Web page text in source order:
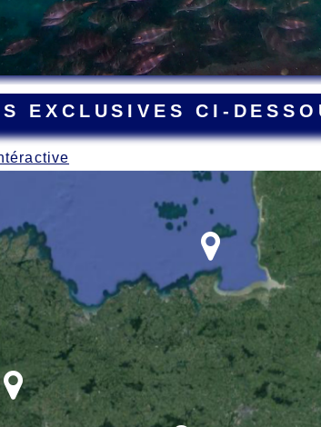
EXCLUSIVES CI-
Guerre